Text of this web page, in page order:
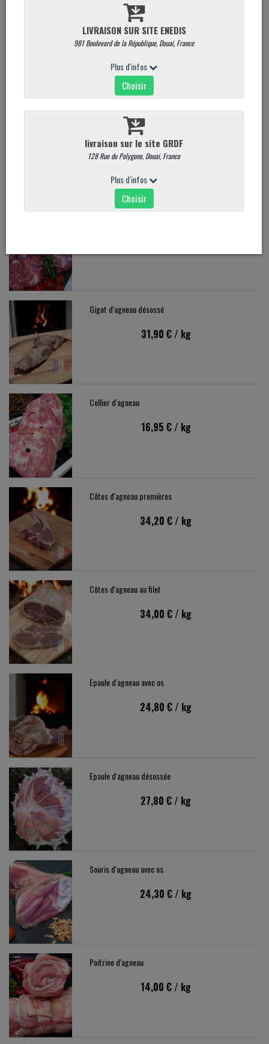
Noisette d'agneau au beure maitre d'hotel
14,90 €/ kg
Gigot d'agneau avec os
Gigot d'agneau désossé
31,90 €/ kg
Collier d'agneau
16,95 €/ kg
Côtes d'agneau premières
34,20 € / kg
Côtes d'agneau au filet
34,00 € / kg
Epaule d'agneau avec os
24,80 € / kg
Epaule d'agneau désossée
27,80 € / kg
Souris d'agneau avec os
24,30 € / kg
Poitrine d'agneau
14,00 € / kg